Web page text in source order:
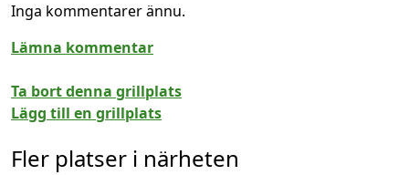
Inga kommentarer ännu.
Lämna kommentar
Ta bort denna grillplats
Lägg till en grillplats
Fler platser i närheten